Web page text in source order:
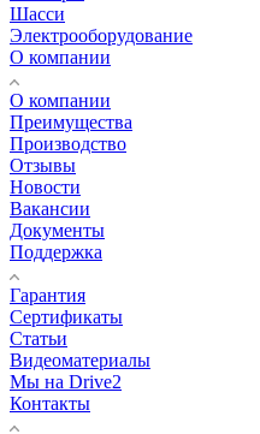
Шасси
Электрооборудование
О компании
О компании
Преимущества
Производство
Отзывы
Новости
Вакансии
Документы
Поддержка
Гарантия
Сертификаты
Статьи
Видеоматериалы
Мы на Drive2
Контакты